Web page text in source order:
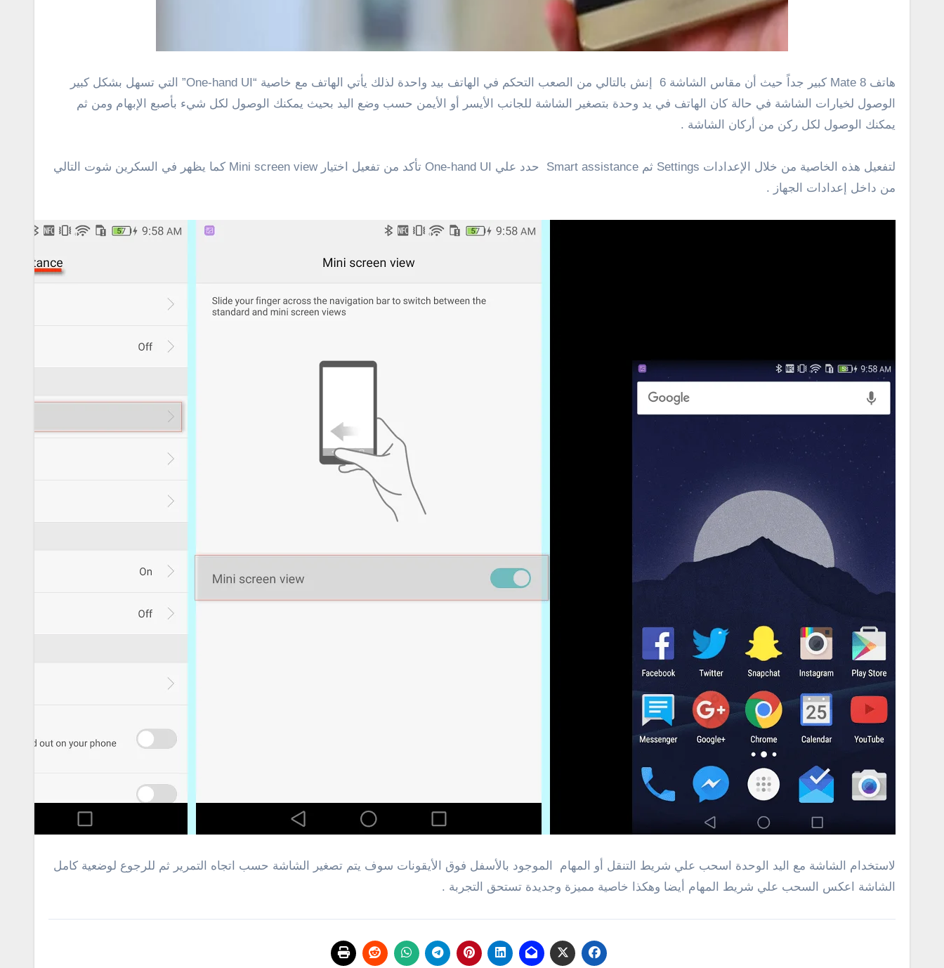
هاتف Mate 8 كبير جداً حيث أن مقاس الشاشة 6 إنش بالتالي من الصعب التحكم في الهاتف بيد واحدة لذلك يأتي الهاتف مع خاصية “
One-hand UI
” التي تسهل بشكل كبير
الوصول لخيارات الشاشة في حالة كان الهاتف في يد وحدة بتصغير الشاشة للجانب الأيسر أو الأيمن حسب وضع اليد بحيث يمكنك الوصول لكل شيء بأصبع الإبهام ومن ثم
يمكنك الوصول لكل ركن من أركان الشاشة .
لتفعيل هذه الخاصية من خلال الإعدادات Settings ثم Smart assistance حدد علي One-hand UI تأكد من تفعيل اختيارMini screen view كما يظهر في السكرين شوت التالي
من داخل إعدادات الجهاز .
لاستخدام الشاشة مع اليد الوحدة اسحب علي شريط التنقل أو المهام الموجود بالأسفل فوق الأيقونات سوف يتم تصغير الشاشة حسب اتجاه التمرير ثم للرجوع لوضعية كامل
الشاشة اعكس السحب علي شريط المهام أيضا وهكذا خاصية مميزة وجديدة تستحق التجربة .